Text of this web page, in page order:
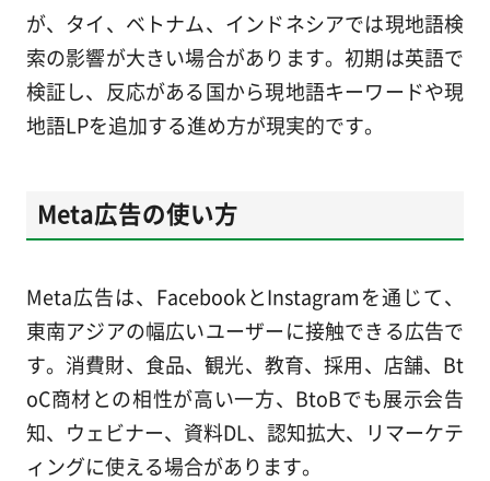
が、タイ、ベトナム、インドネシアでは現地語検
索の影響が大きい場合があります。初期は英語で
検証し、反応がある国から現地語キーワードや現
地語LPを追加する進め方が現実的です。
Meta広告の使い方
Meta広告は、FacebookとInstagramを通じて、
東南アジアの幅広いユーザーに接触できる広告で
す。消費財、食品、観光、教育、採用、店舗、Bt
oC商材との相性が高い一方、BtoBでも展示会告
知、ウェビナー、資料DL、認知拡大、リマーケテ
ィングに使える場合があります。